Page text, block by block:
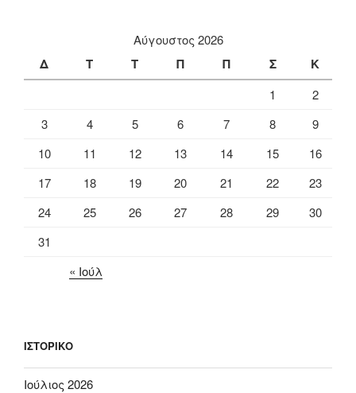
Αύγουστος 2026
Δ Τ Τ Π Π Σ Κ
1
2
3
4 5 6 7 8
9
10
11 12 13 14 15
16
17
18 19 20 21 22
23
24
25 26 27 28 29
30
31
« Ιούλ
ΙΣΤΟΡΙΚΌ
Ιούλιος 2026